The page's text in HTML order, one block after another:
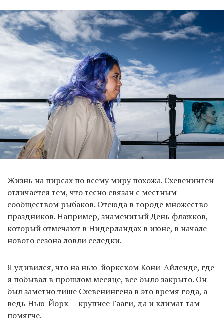
Жизнь на пирсах по всему миру похожа. Схевенинген
отличается тем, что тесно связан с местным
сообществом рыбаков. Отсюда в городе множество
праздников. Например, знаменитый День флажков,
который отмечают в Нидерландах в июне, в начале
нового сезона ловли селедки.
Я удивился, что на нью-йоркском Кони-Айленде, где
я побывал в прошлом месяце, все было закрыто. Он
был заметно тише Схевенингена в это время года, а
ведь Нью-Йорк — крупнее Гааги, да и климат там
помягче.